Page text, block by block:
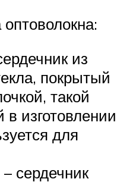
из
покрытый
такой
в изготовлении
для
сердечник